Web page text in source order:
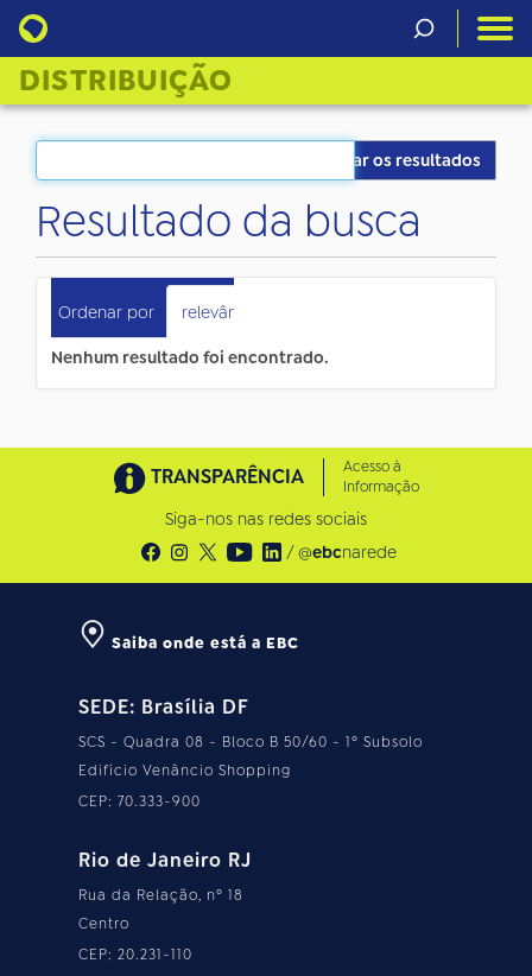
DISTRIBUIÇÃO
Filtrar os resultados
Resultado da busca
Ordenar por relevância
Nenhum resultado foi encontrado.
TRANSPARÊNCIA
Acesso à
Informação
Siga-nos nas redes sociais
/ @ebcnarede
Saiba onde está a EBC
SEDE: Brasília DF
SCS - Quadra 08 - Bloco B 50/60 - 1º Subsolo
Edifício Venâncio Shopping
CEP: 70.333-900
Rio de Janeiro RJ
Rua da Relação, nº 18
Centro
CEP: 20.231-110